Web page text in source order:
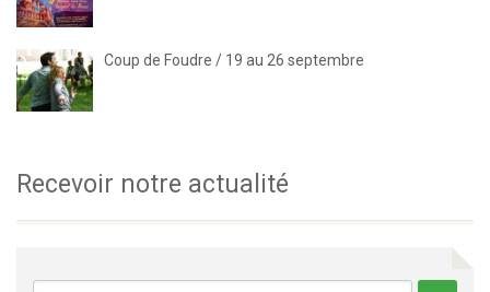
Coup de Foudre / 19 au 26 septembre
Recevoir notre actualité